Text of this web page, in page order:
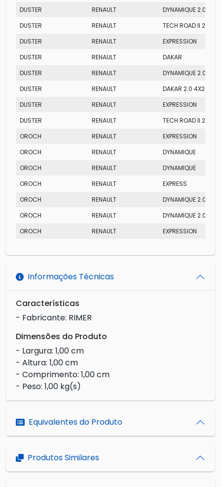
DUSTER RENAULT
DYNAMIQUE 2.0 AT
DUSTER
RENAULT
TECH ROAD II 2.0
DUSTER
RENAULT
EXPRESSION
DUSTER
RENAULT
DAKAR
DUSTER
RENAULT
DYNAMIQUE 2.0 4X4
DUSTER
RENAULT
DAKAR 2.0 4X2 AT
DUSTER
RENAULT
EXPRESSION
DUSTER
RENAULT
TECH ROAD II 2.0
OROCH
RENAULT
EXPRESSION
OROCH
RENAULT
DYNAMIQUE
OROCH
RENAULT
DYNAMIQUE
OROCH
RENAULT
EXPRESS
OROCH
RENAULT
DYNAMIQUE 2.0
OROCH
RENAULT
DYNAMIQUE 2.0 AT
OROCH
RENAULT EXPRESSION
Informações Técnicas
Características
- Fabricante: RIMER
Dimensões do Produto
- Largura: 1,00 cm
- Altura: 1,00 cm
- Comprimento: 1,00 cm
- Peso: 1,00 kg(s)
Equivalentes do Produto
Produtos Similares